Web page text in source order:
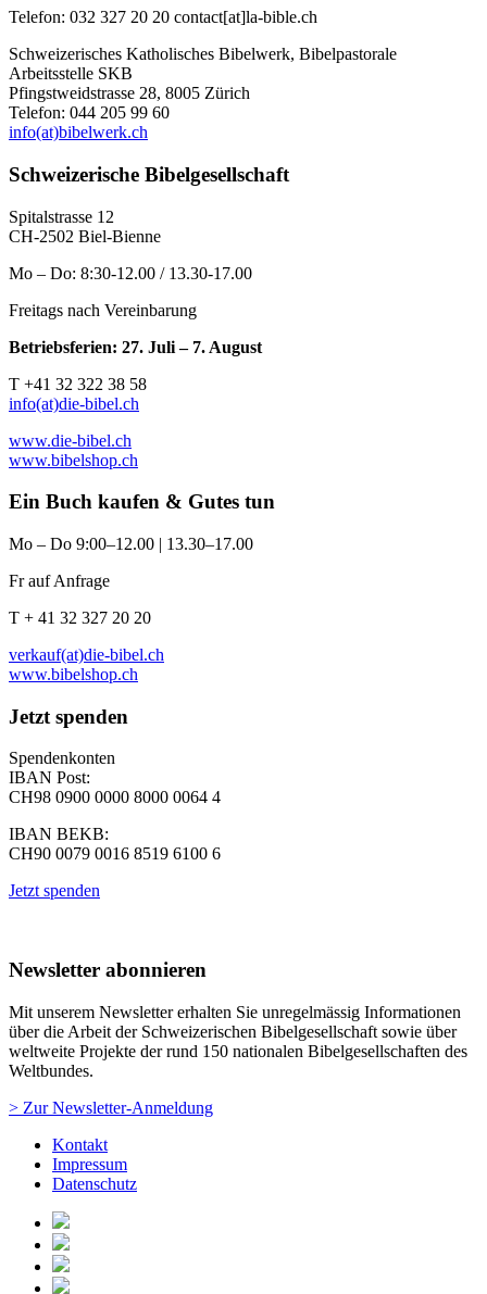
Telefon: 032 327 20 20 contact[at]la-bible.ch
Schweizerisches Katholisches Bibelwerk, Bibelpastorale
Arbeitsstelle SKB
Pfingstweidstrasse 28, 8005 Zürich
Telefon: 044 205 99 60
info(at)bibelwerk.ch
Schweizerische Bibelgesellschaft
Spitalstrasse 12
CH-2502 Biel-Bienne
Mo – Do: 8:30-12.00 / 13.30-17.00
Freitags nach Vereinbarung
Betriebsferien: 27. Juli – 7. August
T +41 32 322 38 58
info(at)die-bibel.ch
www.die-bibel.ch
www.bibelshop.ch
Ein Buch kaufen & Gutes tun
Mo – Do 9:00–12.00 | 13.30–17.00
Fr auf Anfrage
T + 41 32 327 20 20
verkauf(at)die-bibel.ch
www.bibelshop.ch
Jetzt spenden
Spendenkonten
IBAN Post:
CH98 0900 0000 8000 0064 4
IBAN BEKB:
CH90 0079 0016 8519 6100 6
Jetzt spenden
Newsletter abonnieren
Mit unserem Newsletter erhalten Sie unregelmässig Informationen
über die Arbeit der Schweizerischen Bibelgesellschaft sowie über
weltweite Projekte der rund 150 nationalen Bibelgesellschaften des
Weltbundes.
> Zur Newsletter-Anmeldung
Kontakt
Impressum
Datenschutz